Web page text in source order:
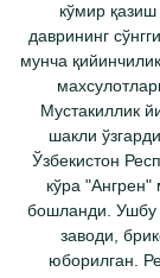
кўмир
даврининг
мунча
Мустакиллик
шакли
Ўзбекистон
кўра "Ангрен"
бошланди. Ушбу
заводи,
юборилган.